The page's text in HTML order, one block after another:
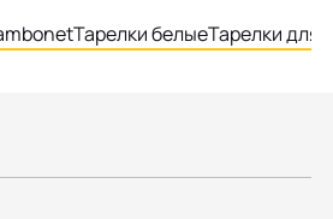
Тарелки белыеТарелки для